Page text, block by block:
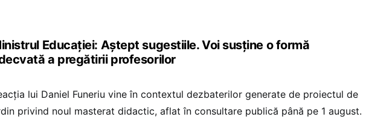
Educației: Aștept sugestiile. Voi susține o formă
a pregătirii profesorilor
lui Daniel Funeriu vine în contextul dezbaterilor generate de proiectul de
privind noul masterat didactic, aflat în consultare publică până pe 1 august.